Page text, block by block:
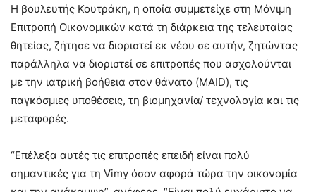
Η βουλευτής Κουτράκη, η οποία συμμετείχε στη Μόνιμη
Επιτροπή Οικονομικών κατά τη διάρκεια της τελευταίας
θητείας, ζήτησε να διοριστεί εκ νέου σε αυτήν, ζητώντας
παράλληλα να διοριστεί σε επιτροπές που ασχολούνται
με την ιατρική βοήθεια στον θάνατο (MAID), τις
παγκόσμιες υποθέσεις, τη βιομηχανία/ τεχνολογία και τις
μεταφορές.
“Επέλεξα αυτές τις επιτροπές επειδή είναι πολύ
σημαντικές για τη Vimy όσον αφορά τώρα την οικονομία